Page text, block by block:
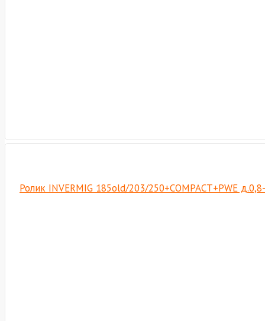
Ролик INVERMIG 185old/203/250+COMPACT+PWE